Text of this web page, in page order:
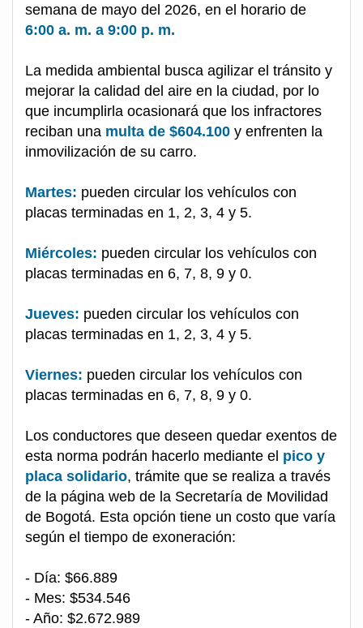
semana de mayo del 2026, en el horario de
6:00 a. m. a 9:00 p. m.
La medida ambiental busca agilizar el tránsito y
mejorar la calidad del aire en la ciudad, por lo
que incumplirla ocasionará que los infractores
reciban una multa de $604.100 y enfrenten la
inmovilización de su carro.
Martes: pueden circular los vehículos con
placas terminadas en 1, 2, 3, 4 y 5.
Miércoles: pueden circular los vehículos con
placas terminadas en 6, 7, 8, 9 y 0.
Jueves: pueden circular los vehículos con
placas terminadas en 1, 2, 3, 4 y 5.
Viernes: pueden circular los vehículos con
placas terminadas en 6, 7, 8, 9 y 0.
Los conductores que deseen quedar exentos de
esta norma podrán hacerlo mediante el pico y
placa solidario, trámite que se realiza a través
de la página web de la Secretaría de Movilidad
de Bogotá. Esta opción tiene un costo que varía
según el tiempo de exoneración:
- Día: $66.889
- Mes: $534.546
- Año: $2.672.989